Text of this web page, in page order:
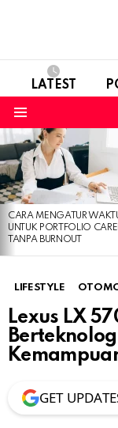
LATEST
LATEST
STORIES
CARA MENGATUR
UNTUK PORTFOLIO
TANPA BURNOUT
LIFESTYLE
Lexus LX
GET